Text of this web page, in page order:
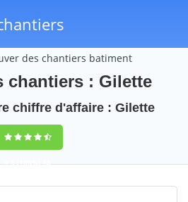
des chantiers batiment
chantiers : Gilette
chiffre d'affaire : Gilette
9,5(100%)48
votes